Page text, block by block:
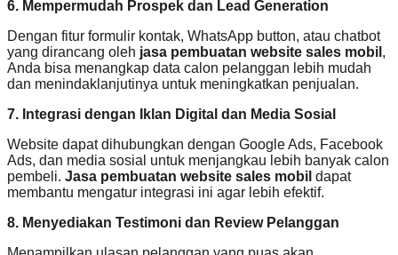
6. Mempermudah Prospek dan Lead Generation
Dengan fitur formulir kontak, WhatsApp button, atau chatbot
yang dirancang oleh jasa pembuatan website sales mobil ,
Anda bisa menangkap data calon pelanggan lebih mudah
dan menindaklanjutinya untuk meningkatkan penjualan.
7. Integrasi dengan Iklan Digital dan Media Sosial
Website dapat dihubungkan dengan Google Ads, Facebook
Ads, dan media sosial untuk menjangkau lebih banyak calon
pembeli. Jasa pembuatan website sales mobil dapat
membantu mengatur integrasi ini agar lebih efektif.
8. Menyediakan Testimoni dan Review Pelanggan